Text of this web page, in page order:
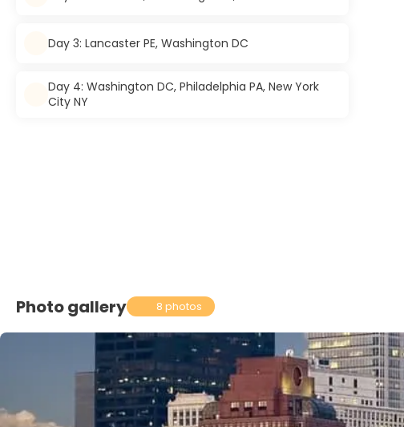
Day 3: Lancaster PE, Washington DC
Day 4: Washington DC, Philadelphia PA, New York
City NY
Photo gallery 8 photos